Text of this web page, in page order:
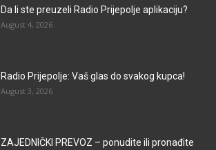
Da li ste preuzeli Radio Prijepolje aplikaciju?
August 4, 2026
Radio Prijepolje: Vaš glas do svakog kupca!
August 3, 2026
ZAJEDNIČKI PREVOZ – ponudite ili pronađite